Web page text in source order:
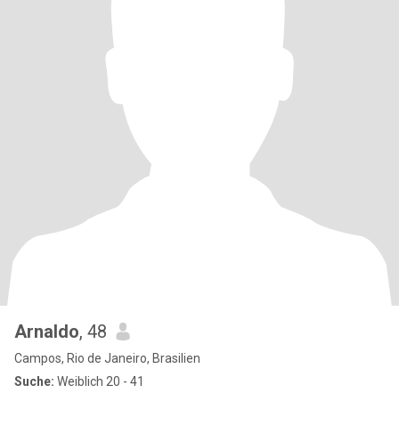
Arnaldo, 48
Campos, Rio de Janeiro, Brasilien
Suche: Weiblich 20 - 41